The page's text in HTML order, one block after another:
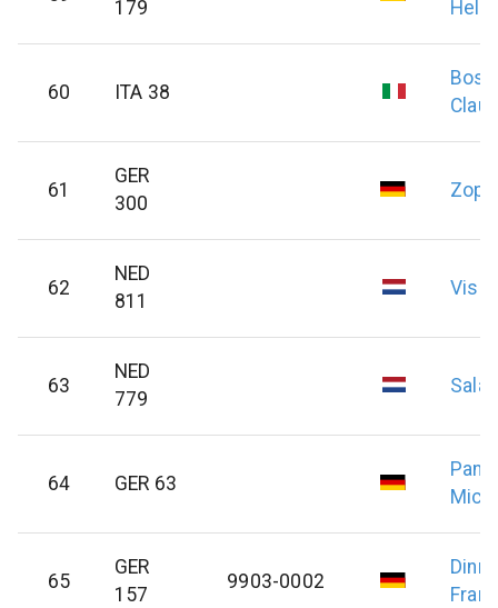
179
60 ITA 38
61
GER
300
62
NED
811
63
NED
779
Sala
64 GER 63
65
GER
157
9903-0002
Frank